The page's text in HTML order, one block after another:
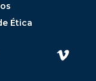
Ética